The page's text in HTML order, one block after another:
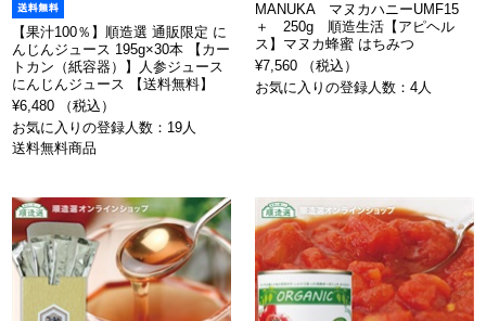
【果汁100％】順造選 通販限定 に
んじんジュース 195g×30本 【カー
トカン（紙容器）】人参ジュース
にんじんジュース 【送料無料】
¥6,480 （税込）
お気に入りの登録人数：19人
送料無料商品
MANUKA マヌカハニーUMF15
＋ 250g 順造生活【アピヘル
ス】マヌカ蜂蜜 はちみつ
¥7,560 （税込）
お気に入りの登録人数：4人